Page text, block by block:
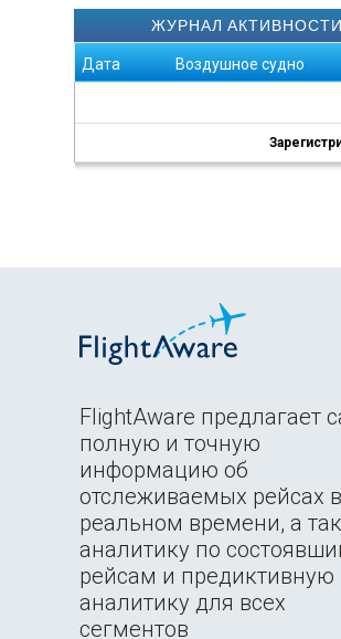
ЖУРНАЛ АКТИВНОСТИ
Дата Воздушное судно
FlightAware предлагает
полную и точную
информацию об
отслеживаемых рейсах в
реальном времени, а
аналитику по
рейсам и предиктивную
аналитику для всех
сегментов